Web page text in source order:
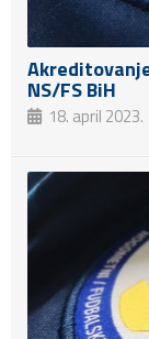
NS/FS BiH
18. april 2023.